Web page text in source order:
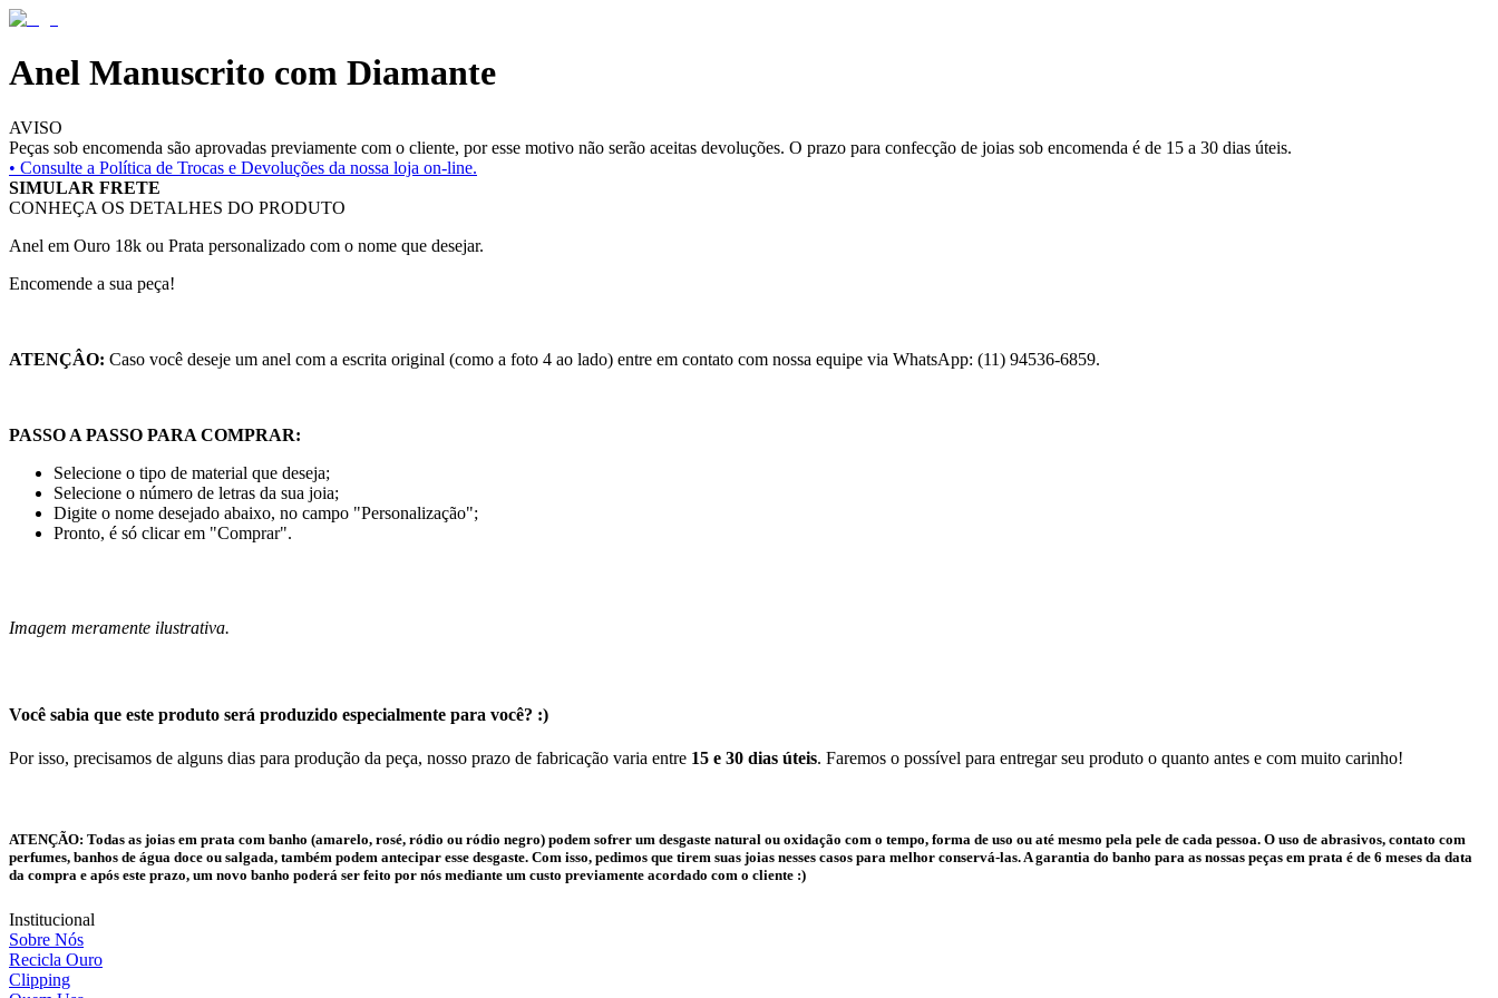
Anel Manuscrito com Diamante
AVISO
Peças sob encomenda são aprovadas previamente com o cliente, por esse motivo não serão aceitas devoluções. O prazo para confecção de joias sob encomenda é de 15 a 30 dias úteis.
• Consulte a Política de Trocas e Devoluções da nossa loja on-line.
SIMULAR FRETE
CONHEÇA OS DETALHES DO PRODUTO
Anel em Ouro 18k ou Prata personalizado com o nome que desejar.
Encomende a sua peça!
ATENÇÂO: Caso você deseje um anel com a escrita original (como a foto 4 ao lado) entre em contato com nossa equipe via WhatsApp: (11) 94536-6859.
PASSO A PASSO PARA COMPRAR:
Selecione o tipo de material que deseja;
Selecione o número de letras da sua joia;
Digite o nome desejado abaixo, no campo "Personalização";
Pronto, é só clicar em "Comprar".
Imagem meramente ilustrativa.
Você sabia que este produto será produzido especialmente para você? :)
Por isso, precisamos de alguns dias para produção da peça, nosso prazo de fabricação varia entre 15 e 30 dias úteis. Faremos o possível para entregar seu produto o quanto antes e com muito carinho!
ATENÇÃO: Todas as joias em prata com banho (amarelo, rosé, ródio ou ródio negro) podem sofrer um desgaste natural ou oxidação com o tempo, forma de uso ou até mesmo pela pele de cada pessoa. O uso de abrasivos, contato com
perfumes, banhos de água doce ou salgada, também podem antecipar esse desgaste. Com isso, pedimos que tirem suas joias nesses casos para melhor conservá-las. A garantia do banho para as nossas peças em prata é de 6 meses da data
da compra e após este prazo, um novo banho poderá ser feito por nós mediante um custo previamente acordado com o cliente :)
Institucional
Sobre Nós
Recicla Ouro
Clipping